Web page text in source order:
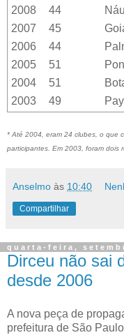
2008
44
2007
45
2006
44
2005
51
2004
51
2003
49
* Até 2004, eram 24 clubes, o que
participantes. Em 2003, foram dois
Anselmo às 10:40
Compartilhar
quarta-feira,
Dirceu não sai
desde 2006
A nova peça de
prefeitura de São